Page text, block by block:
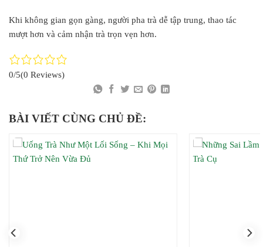
Khi không gian gọn gàng, người pha trà dễ tập trung, thao tác
mượt hơn và cảm nhận trà trọn vẹn hơn.
0/5(0 Reviews)
BÀI VIẾT CÙNG CHỦ ĐỀ: